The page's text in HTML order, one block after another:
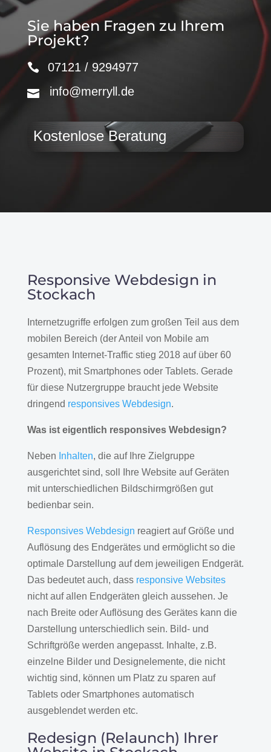
Sie haben Fragen zu Ihrem
Projekt?
07121 / 9294977
info@merryll.de
Kostenlose Beratung
Responsive Webdesign in
Stockach
Internetzugriffe erfolgen zum großen Teil aus dem
mobilen Bereich (der Anteil von Mobile am
gesamten Internet-Traffic stieg 2018 auf über 60
Prozent), mit Smartphones oder Tablets. Gerade
für diese Nutzergruppe braucht jede Website
dringend responsives Webdesign.
Was ist eigentlich responsives Webdesign?
Neben Inhalten, die auf Ihre Zielgruppe
ausgerichtet sind, soll Ihre Website auf Geräten
mit unterschiedlichen Bildschirmgrößen gut
bedienbar sein.
Responsives Webdesign reagiert auf Größe und
Auflösung des Endgerätes und ermöglicht so die
optimale Darstellung auf dem jeweiligen Endgerät.
Das bedeutet auch, dass responsive Websites
nicht auf allen Endgeräten gleich aussehen. Je
nach Breite oder Auflösung des Gerätes kann die
Darstellung unterschiedlich sein. Bild- und
Schriftgröße werden angepasst. Inhalte, z.B.
einzelne Bilder und Designelemente, die nicht
wichtig sind, können um Platz zu sparen auf
Tablets oder Smartphones automatisch
ausgeblendet werden etc.
Redesign (Relaunch) Ihrer